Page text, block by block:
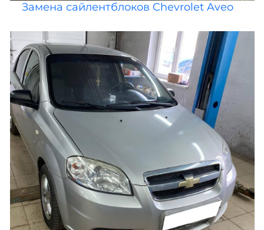
Замена сайлентблоков Chevrolet Aveo